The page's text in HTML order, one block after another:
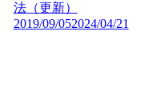
法（更新）
2019/09/052024/04/21